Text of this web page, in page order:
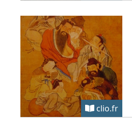
clio.fr